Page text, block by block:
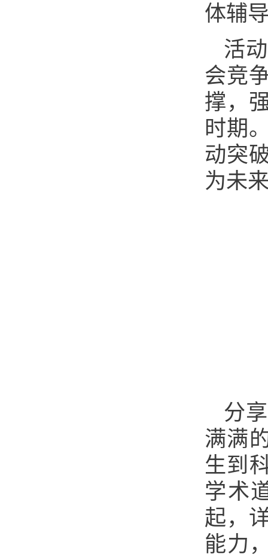
体辅
活
会竞
撑，
时期
动突
为未
分
满满
生到
学术
起，
能力